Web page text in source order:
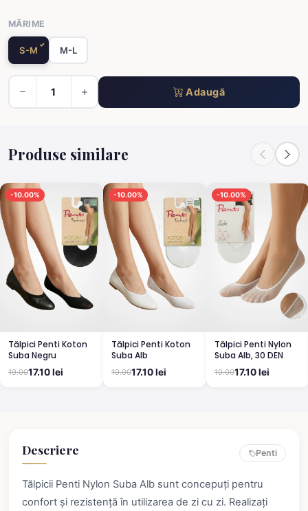
MĂRIME
S-M M-L
Adaugă
Produse similare
-10.00%
Tălpici Penti Koton
Suba Negru
19.0017.10 lei
-10.00%
Tălpici Penti Koton
Suba Alb
19.0017.10 lei
-10.00%
Tălpici Penti Nylon
Suba Alb, 30 DEN
19.0017.10 lei
Descriere Penti
Tălpicii Penti Nylon Suba Alb sunt concepuți pentru
confort și rezistență în utilizarea de zi cu zi. Realizați